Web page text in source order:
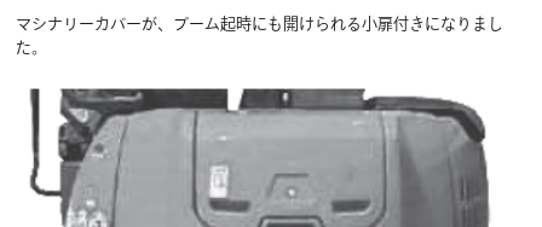
マシナリーカバーが、ブーム起時にも開けられる小扉付きになりまし
た。